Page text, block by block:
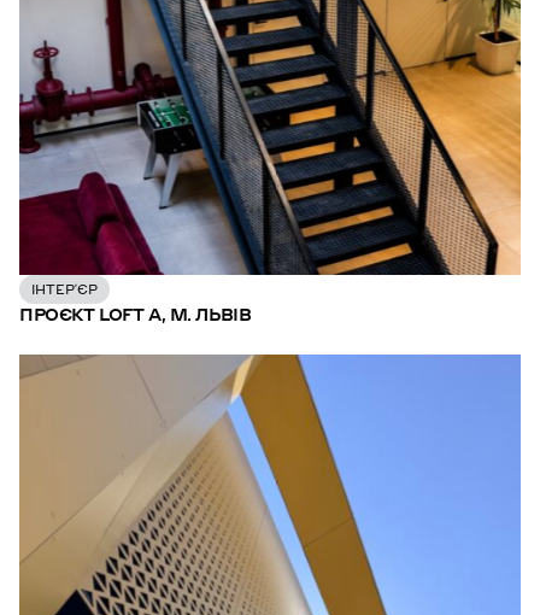
ІНТЕР’ЄР
ПРОЄКТ LOFT A, М. ЛЬВІВ